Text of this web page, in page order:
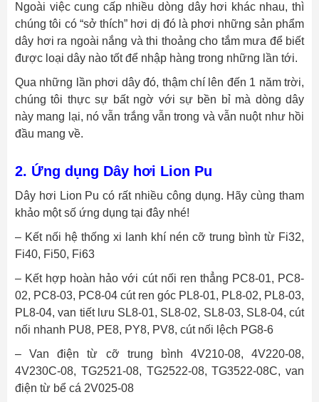
Ngoài việc cung cấp nhiều dòng dây hơi khác nhau, thì
chúng tôi có “sở thích” hơi dị đó là phơi những sản phẩm
dây hơi ra ngoài nắng và thi thoảng cho tắm mưa để biết
được loại dây nào tốt để nhập hàng trong những lần tới.
Qua những lần phơi dây đó, thậm chí lên đến 1 năm trời,
chúng tôi thực sự bất ngờ với sự bền bỉ mà dòng dây
này mang lại, nó vẫn trắng vẫn trong và vẫn nuột như hồi
đầu mang về.
2. Ứng dụng Dây hơi Lion Pu
Dây hơi Lion Pu có rất nhiều công dụng. Hãy cùng tham
khảo một số ứng dụng tại đây nhé!
– Kết nối hệ thống xi lanh khí nén cỡ trung bình từ Fi32,
Fi40, Fi50, Fi63
– Kết hợp hoàn hảo với cút nối ren thẳng PC8-01, PC8-
02, PC8-03, PC8-04 cút ren góc PL8-01, PL8-02, PL8-03,
PL8-04, van tiết lưu SL8-01, SL8-02, SL8-03, SL8-04, cút
nối nhanh PU8, PE8, PY8, PV8, cút nối lệch PG8-6
– Van điện từ cỡ trung bình 4V210-08, 4V220-08,
4V230C-08, TG2521-08, TG2522-08, TG3522-08C, van
điện từ bể cá 2V025-08